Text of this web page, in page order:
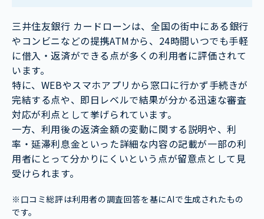
三井住友銀行 カードローンは、全国の街中にある銀行
やコンビニなどの提携ATMから、24時間いつでも手軽
に借入・返済ができる点が多くの利用者に評価されて
います。
特に、WEBやスマホアプリから窓口に行かず手続きが
完結する点や、即日レベルで結果が分かる迅速な審査
対応が利点として挙げられています。
一方、利用後の返済金額の変動に関する説明や、利
率・延滞利息金といった詳細な内容の記載が一部の利
用者にとって分かりにくいという点が留意点として見
受けられます。
※口コミ総評は利用者の調査回答を基にAIで生成されたもの
です。